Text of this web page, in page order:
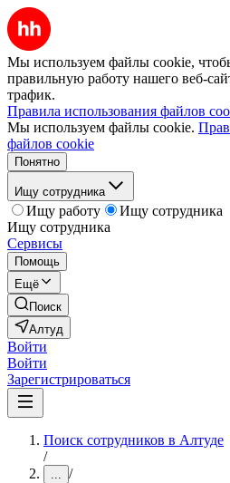
Мы используем файлы cookie,
правильную работу нашего веб-
трафик.
Правила использования файлов
Мы используем файлы cookie.
файлов cookie
Понятно
Ищу сотрудника
Ищу работу
Ищу сотрудника
Ищу сотрудника
Сервисы
Помощь
Ещё
Поиск
Алтуд
Войти
Войти
Зарегистрироваться
Поиск сотрудников в Алтуде
/
... /